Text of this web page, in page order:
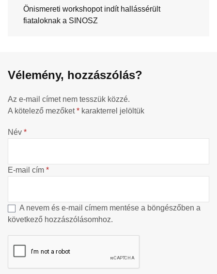
Önismereti workshopot indít hallássérült
fiataloknak a SINOSZ
Vélemény, hozzászólás?
Az e-mail címet nem tesszük közzé.
A kötelező mezőket* karakterrel jelöltük
Név *
E-mail cím *
A nevem és e-mail címem mentése a böngészőben a
következő hozzászólásomhoz.